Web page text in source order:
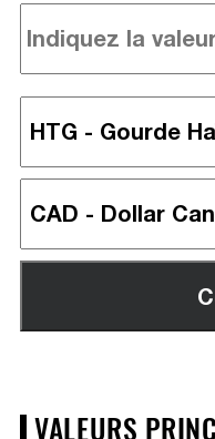
VALEURS